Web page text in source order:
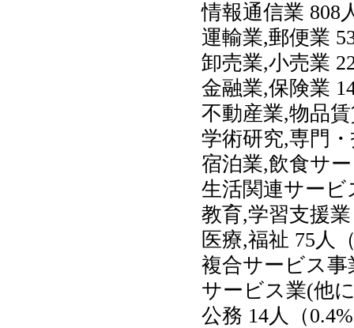
情報通信業 808
運輸業,郵便業
卸売業,小売業
金融業,保険業
不動産業,物品
学術研究,専門
宿泊業,飲食サ
生活関連サービ
教育,学習支援
医療,福祉 75人
複合サービス事
サービス業(他
公務 14人（